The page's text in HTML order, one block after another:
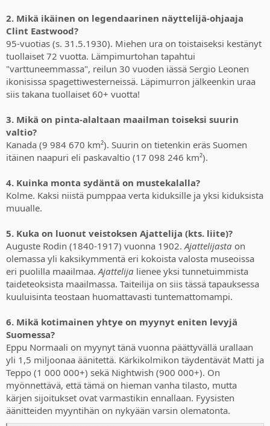
2. Mikä ikäinen on legendaarinen näyttelijä-ohjaaja
Clint Eastwood?
95-vuotias (s. 31.5.1930). Miehen ura on toistaiseksi kestänyt
tuollaiset 72 vuotta. Lämpimurtohan tapahtui
"varttuneemmassa", reilun 30 vuoden iässä Sergio Leonen
ikonisissa spagettiwesterneissä. Läpimurron jälkeenkin uraa
siis takana tuollaiset 60+ vuotta!
3. Mikä on pinta-alaltaan maailman toiseksi suurin
valtio?
Kanada (9 984 670 km²). Suurin on tietenkin eräs Suomen
itäinen naapuri eli paskavaltio (17 098 246 km²).
4. Kuinka monta sydäntä on mustekalalla?
Kolme. Kaksi niistä pumppaa verta kiduksille ja yksi kiduksista
muualle.
5. Kuka on luonut veistoksen Ajattelija (kts. liite)?
Auguste Rodin (1840-1917) vuonna 1902.Ajattelijasta on
olemassa yli kaksikymmentä eri kokoista valosta museoissa
eri puolilla maailmaa.Ajattelija lienee yksi tunnetuimmista
taideteoksista maailmassa. Taiteilija on siis tässä tapauksessa
kuuluisinta teostaan huomattavasti tuntemattomampi.
6. Mikä kotimainen yhtye on myynyt eniten levyjä
Suomessa?
Eppu Normaali on myynyt tänä vuonna päättyvällä urallaan
yli 1,5 miljoonaa äänitettä. Kärkikolmikon täydentävät Matti ja
Teppo (1 000 000+) sekä Nightwish (900 000+). On
myönnettävä, että tämä on hieman vanha tilasto, mutta
kärjen sijoitukset ovat varmastikin ennallaan. Fyysisten
äänitteiden myyntihän on nykyään varsin olematonta.